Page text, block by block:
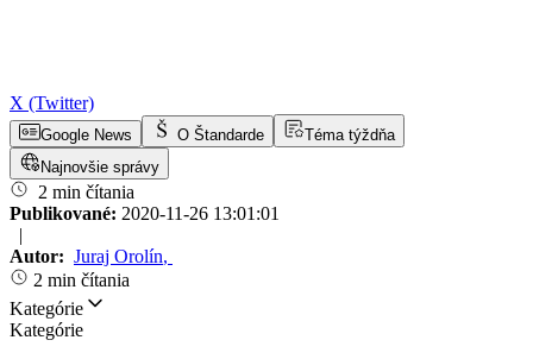
X (Twitter)
Google News O Štandarde
Téma týždňa
Najnovšie správy
2 min čítania
Publikované: 2020-11-26 13:01:01
|
Autor: Juraj Orolín,
2 min čítania
Kategórie
Kategórie